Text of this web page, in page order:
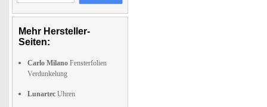
Mehr Hersteller-
Seiten:
Carlo Milano Fensterfolien
Verdunkelung
Lunartec Uhren